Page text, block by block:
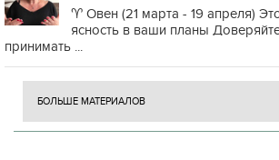
♈️ Овен (21 марта - 19 апреля)
ясность в ваши планы
принимать ...
БОЛЬШЕ МАТЕРИАЛОВ